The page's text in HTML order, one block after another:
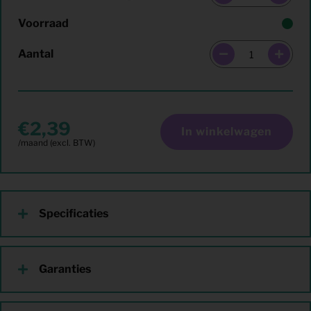
Voorraad
Aantal
2,39 In winkelwagen
Specificaties
Garanties